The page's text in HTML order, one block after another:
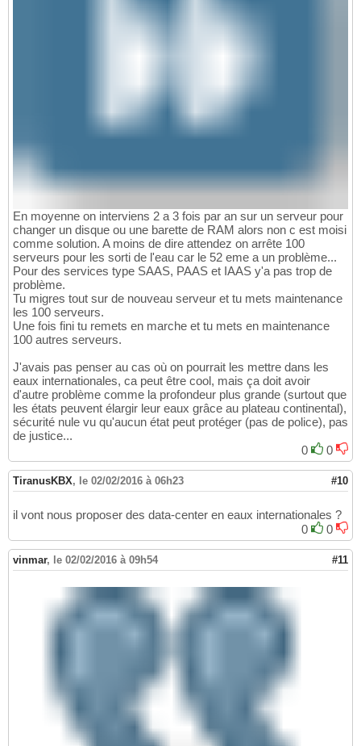
En moyenne on interviens 2 a 3 fois par an sur un serveur pour
changer un disque ou une barette de RAM alors non c est moisi
comme solution. A moins de dire attendez on arrête 100
serveurs pour les sorti de l'eau car le 52 eme a un problème...
Pour des services type SAAS, PAAS et IAAS y'a pas trop de
problème.
Tu migres tout sur de nouveau serveur et tu mets maintenance
les 100 serveurs.
Une fois fini tu remets en marche et tu mets en maintenance
100 autres serveurs.
J'avais pas penser au cas où on pourrait les mettre dans les
eaux internationales, ca peut être cool, mais ça doit avoir
d'autre problème comme la profondeur plus grande (surtout que
les états peuvent élargir leur eaux grâce au plateau continental),
sécurité nule vu qu'aucun état peut protéger (pas de police), pas
de justice...
0
0
TiranusKBX, le 02/02/2016 à 06h23 #10
il vont nous proposer des data-center en eaux internationales ?
0
0
vinmar, le 02/02/2016 à 09h54 #11